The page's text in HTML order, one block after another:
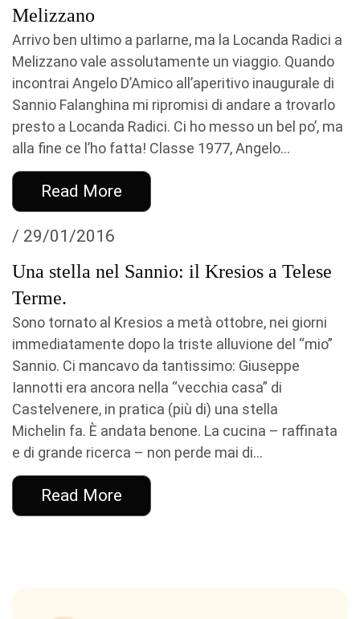
Melizzano
Arrivo ben ultimo a parlarne, ma la Locanda Radici a
Melizzano vale assolutamente un viaggio. Quando
incontrai Angelo D’Amico all’aperitivo inaugurale di
Sannio Falanghina mi ripromisi di andare a trovarlo
presto a Locanda Radici. Ci ho messo un bel po’, ma
alla fine ce l’ho fatta! Classe 1977, Angelo...
Read More
/ 29/01/2016
Una stella nel Sannio: il Kresios a Telese
Terme.
Sono tornato al Kresios a metà ottobre, nei giorni
immediatamente dopo la triste alluvione del “mio”
Sannio. Ci mancavo da tantissimo: Giuseppe
Iannotti era ancora nella “vecchia casa” di
Castelvenere, in pratica (più di) una stella
Michelin fa. È andata benone. La cucina – raffinata
e di grande ricerca – non perde mai di...
Read More